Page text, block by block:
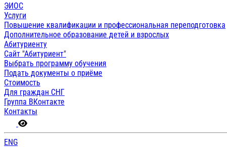
ЭИОС
Услуги
Повышение квалификации и профессиональная переподготовка
Дополнительное образование детей и взрослых
Абитуриенту
Сайт "Абитуриент"
Выбрать программу обучения
Подать документы о приёме
Стоимость
Для граждан СНГ
Группа ВКонтакте
Контакты
ENG